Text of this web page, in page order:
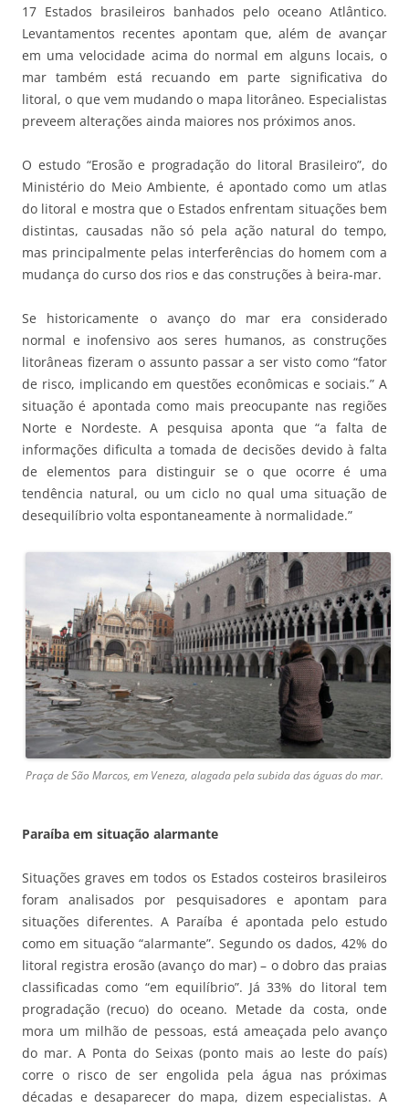
17 Estados brasileiros banhados pelo oceano Atlântico.
Levantamentos recentes apontam que, além de avançar
em uma velocidade acima do normal em alguns locais, o
mar também está recuando em parte significativa do
litoral, o que vem mudando o mapa litorâneo. Especialistas
preveem alterações ainda maiores nos próximos anos.
O estudo “Erosão e progradação do litoral Brasileiro”, do
Ministério do Meio Ambiente, é apontado como um atlas
do litoral e mostra que o Estados enfrentam situações bem
distintas, causadas não só pela ação natural do tempo,
mas principalmente pelas interferências do homem com a
mudança do curso dos rios e das construções à beira-mar.
Se historicamente o avanço do mar era considerado
normal e inofensivo aos seres humanos, as construções
litorâneas fizeram o assunto passar a ser visto como “fator
de risco, implicando em questões econômicas e sociais.” A
situação é apontada como mais preocupante nas regiões
Norte e Nordeste. A pesquisa aponta que “a falta de
informações dificulta a tomada de decisões devido à falta
de elementos para distinguir se o que ocorre é uma
tendência natural, ou um ciclo no qual uma situação de
desequilíbrio volta espontaneamente à normalidade.”
Praça de São Marcos, em Veneza, alagada pela subida das águas do mar.
Paraíba em situação alarmante
Situações graves em todos os Estados costeiros brasileiros
foram analisados por pesquisadores e apontam para
situações diferentes. A Paraíba é apontada pelo estudo
como em situação “alarmante”. Segundo os dados, 42% do
litoral registra erosão (avanço do mar) – o dobro das praias
classificadas como “em equilíbrio”. Já 33% do litoral tem
progradação (recuo) do oceano. Metade da costa, onde
mora um milhão de pessoas, está ameaçada pelo avanço
do mar. A Ponta do Seixas (ponto mais ao leste do país)
corre o risco de ser engolida pela água nas próximas
décadas e desaparecer do mapa, dizem especialistas. A